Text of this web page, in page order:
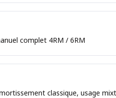
complet 4RM / 6RM
classique, usage